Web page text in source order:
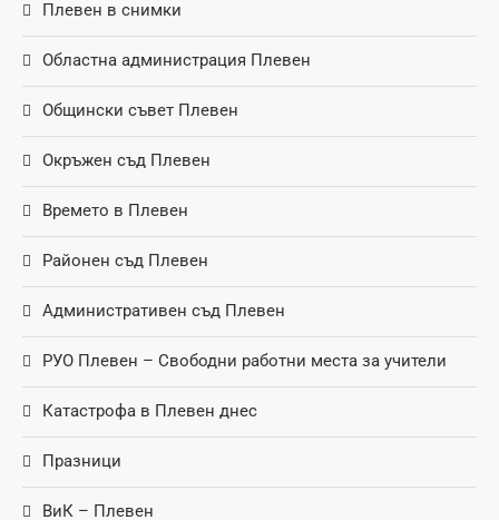
Плевен в снимки
Областна администрация Плевен
Общински съвет Плевен
Окръжен съд Плевен
Времето в Плевен
Районен съд Плевен
Административен съд Плевен
РУО Плевен – Свободни работни места за учители
Катастрофа в Плевен днес
Празници
ВиК – Плевен